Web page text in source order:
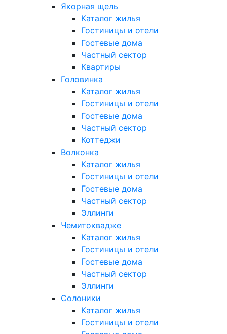
Якорная щель
Каталог жилья
Гостиницы и отели
Гостевые дома
Частный сектор
Квартиры
Головинка
Каталог жилья
Гостиницы и отели
Гостевые дома
Частный сектор
Коттеджи
Волконка
Каталог жилья
Гостиницы и отели
Гостевые дома
Частный сектор
Эллинги
Чемитоквадже
Каталог жилья
Гостиницы и отели
Гостевые дома
Частный сектор
Эллинги
Солоники
Каталог жилья
Гостиницы и отели